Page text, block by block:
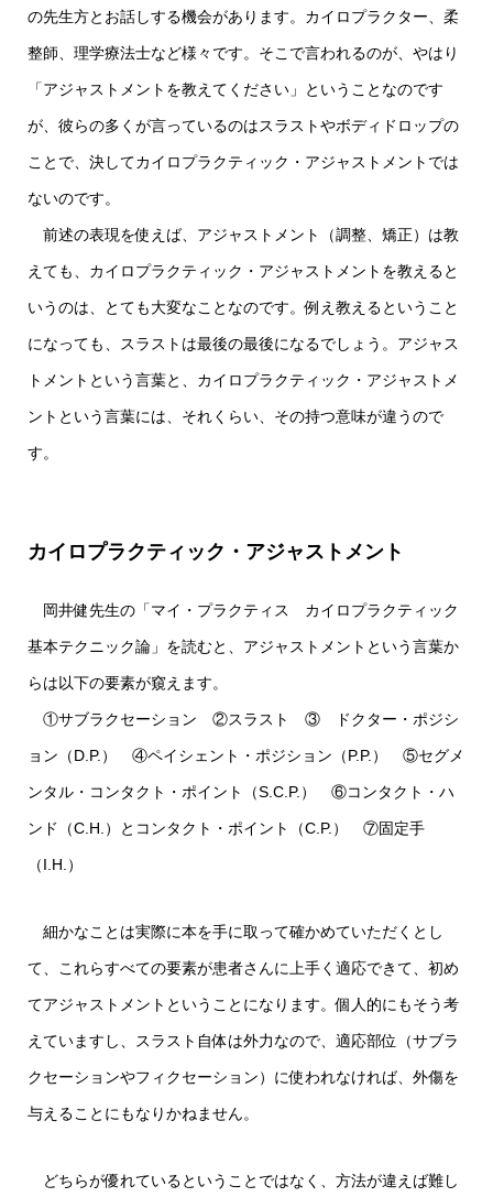
の先生方とお話しする機会があります。カイロプラクター、柔
整師、理学療法士など様々です。そこで言われるのが、やはり
「アジャストメントを教えてください」ということなのです
が、彼らの多くが言っているのはスラストやボディドロップの
ことで、決してカイロプラクティック・アジャストメントでは
ないのです。
前述の表現を使えば、アジャストメント（調整、矯正）は教
えても、カイロプラクティック・アジャストメントを教えると
いうのは、とても大変なことなのです。例え教えるということ
になっても、スラストは最後の最後になるでしょう。アジャス
トメントという言葉と、カイロプラクティック・アジャストメ
ントという言葉には、それくらい、その持つ意味が違うので
す。
カイロプラクティック・アジャストメント
岡井健先生の「マイ・プラクティス カイロプラクティック
基本テクニック論」を読むと、アジャストメントという言葉か
らは以下の要素が窺えます。
①サブラクセーション ②スラスト ③ ドクター・ポジシ
ョン（D.P.） ④ペイシェント・ポジション（P.P.） ⑤セグメ
ンタル・コンタクト・ポイント（S.C.P.） ⑥コンタクト・ハ
ンド（C.H.）とコンタクト・ポイント（C.P.） ⑦固定手
（I.H.）
細かなことは実際に本を手に取って確かめていただくとし
て、これらすべての要素が患者さんに上手く適応できて、初め
てアジャストメントということになります。個人的にもそう考
えていますし、スラスト自体は外力なので、適応部位（サブラ
クセーションやフィクセーション）に使われなければ、外傷を
与えることにもなりかねません。
どちらが優れているということではなく、方法が違えば難し